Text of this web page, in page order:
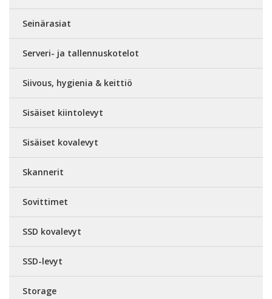
Seinärasiat
Serveri- ja tallennuskotelot
Siivous, hygienia & keittiö
Sisäiset kiintolevyt
Sisäiset kovalevyt
Skannerit
Sovittimet
SSD kovalevyt
SSD-levyt
Storage